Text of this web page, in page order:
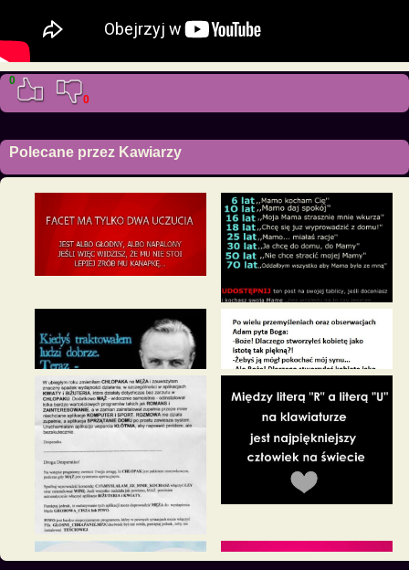
0
0
Polecane przez Kawiarzy